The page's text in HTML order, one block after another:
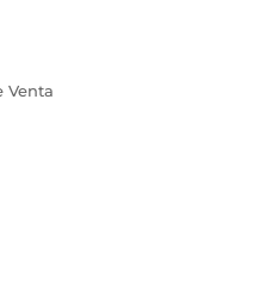
Venta